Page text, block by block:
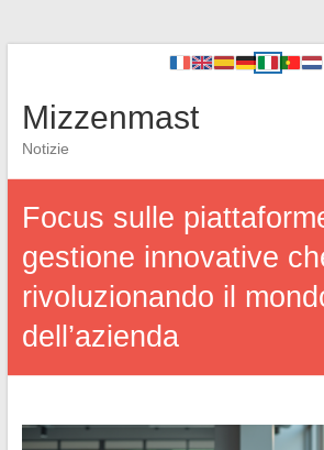
Mizzenmast
Notizie
Focus sulle
gestione innovative
rivoluzionando il
dell’azienda